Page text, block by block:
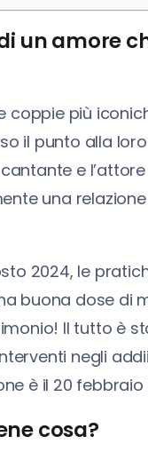
un amore
coppie più
il punto alla
e l’attore
una
2024, le
buona dose di
Il tutto è
negli
è il 20 febbraio
cosa?